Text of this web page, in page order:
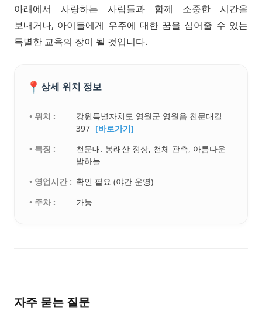
아래에서 사랑하는 사람들과 함께 소중한 시간을
보내거나, 아이들에게 우주에 대한 꿈을 심어줄 수 있는
특별한 교육의 장이 될 것입니다.
📍 상세 위치 정보
• 위치 :
강원특별자치도 영월군 영월읍 천문대길
397 [바로가기]
• 특징 :
천문대. 봉래산 정상, 천체 관측, 아름다운
밤하늘
• 영업시간 : 확인 필요 (야간 운영)
• 주차 :
가능
자주 묻는 질문